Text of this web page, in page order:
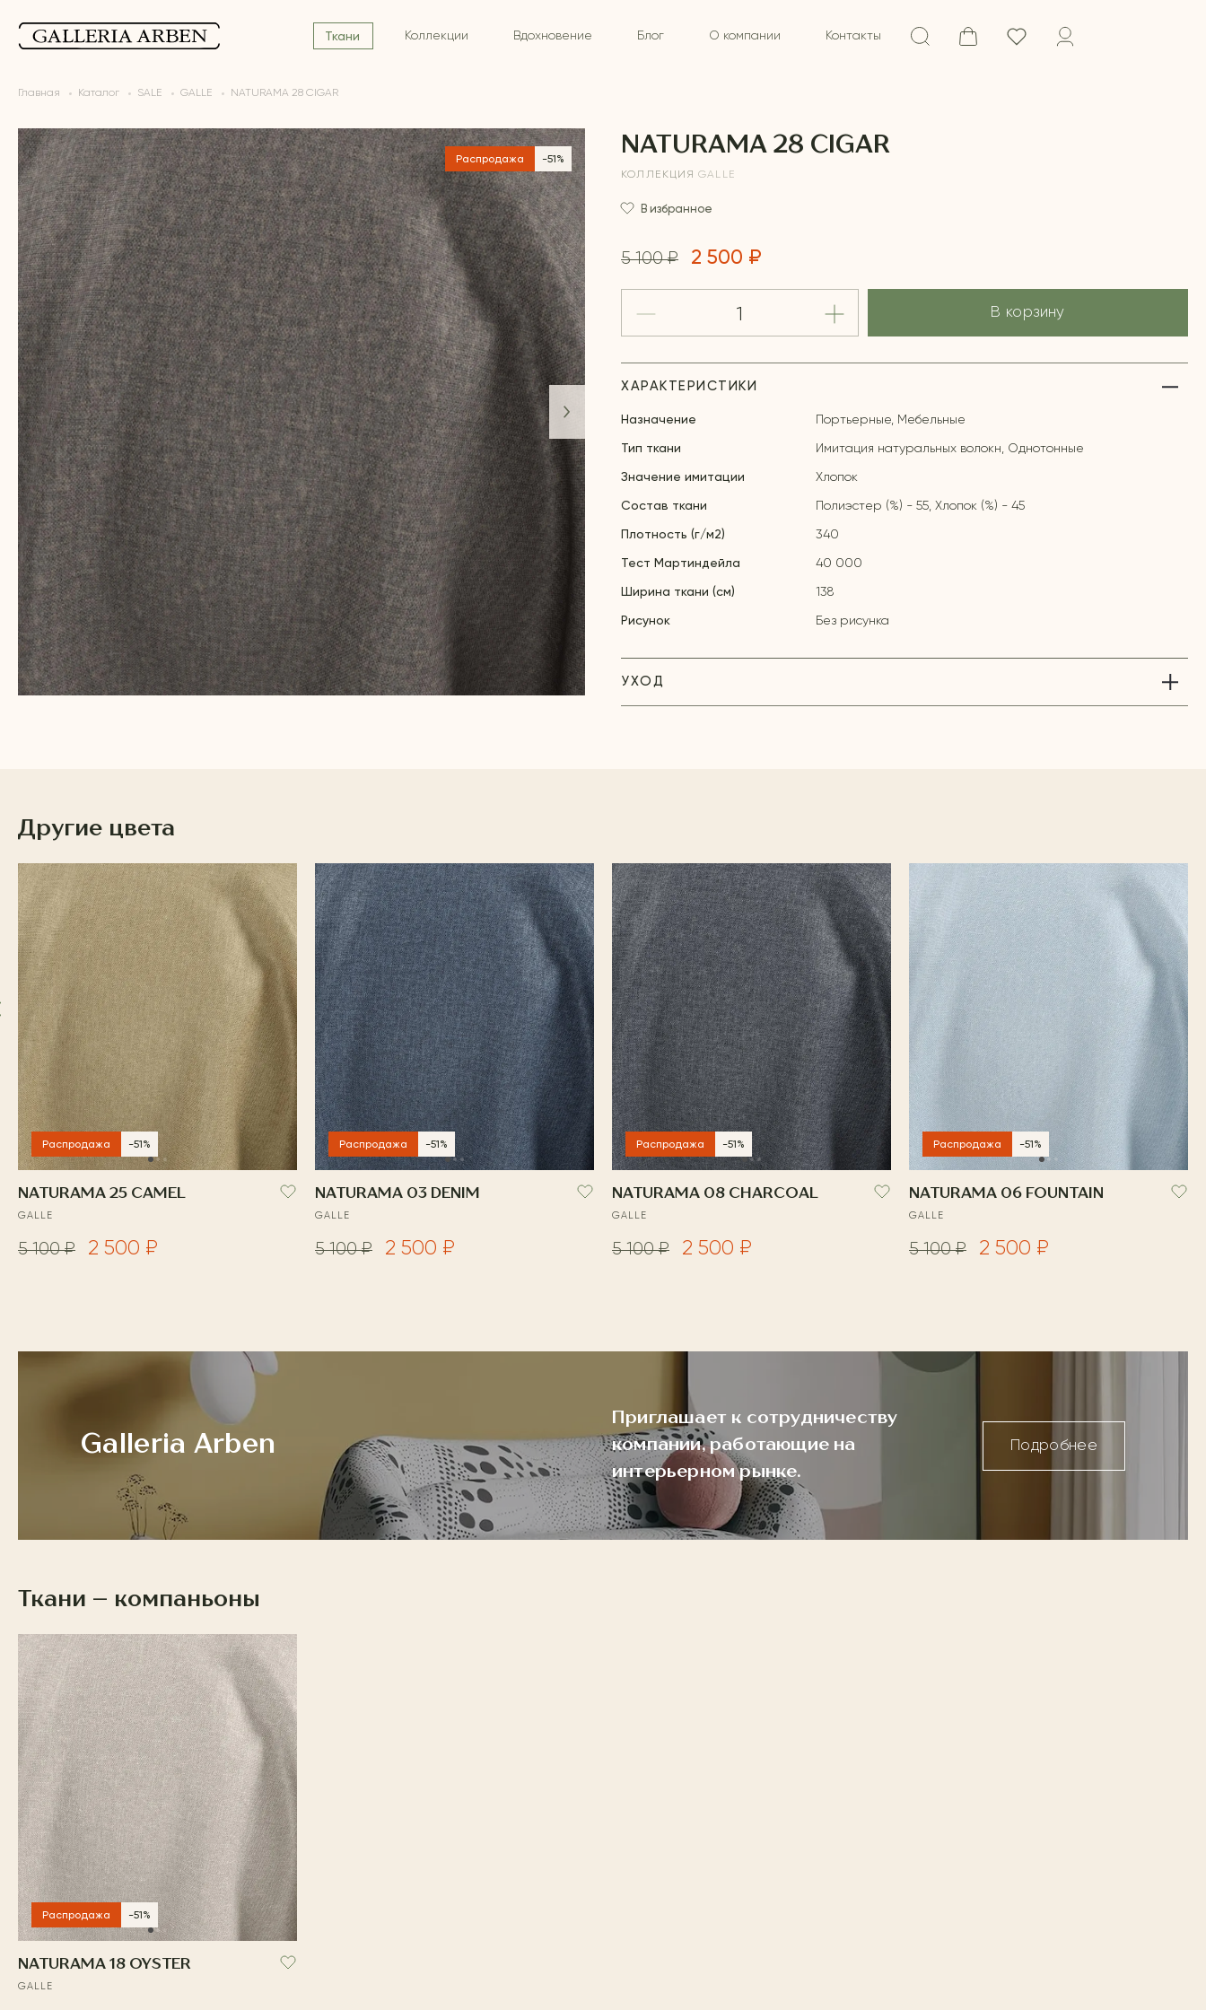
Ткани Коллекции Вдохновение Блог О компании Контакты
Главная Каталог SALE GALLE NATURAMA 28 CIGAR
Распродажа -51%
NATURAMA 28 CIGAR
КОЛЛЕКЦИЯ GALLE
В избранное
5 100 ₽ 2 500 ₽
В корзину
ХАРАКТЕРИСТИКИ
Назначение Портьерные, Мебельные
Тип ткани Имитация натуральных волокн, Однотонные
Значение имитации Хлопок
Состав ткани Полиэстер (%) - 55, Хлопок (%) - 45
Плотность (г/м2) 340
Тест Мартиндейла 40 000
Ширина ткани (см) 138
Рисунок Без рисунка
УХОД
Другие цвета
Распродажа -51%
NATURAMA 25 CAMEL
GALLE
5 100 ₽ 2 500 ₽
Распродажа -51%
NATURAMA 03 DENIM
GALLE
5 100 ₽ 2 500 ₽
Распродажа -51%
NATURAMA 08 CHARCOAL
GALLE
5 100 ₽ 2 500 ₽
Распродажа -51%
NATURAMA 06 FOUNTAIN
GALLE
5 100 ₽ 2 500 ₽
Galleria Arben
Приглашает к сотрудничеству
компании, работающие на
интерьерном рынке.
Подробнее
Ткани – компаньоны
Распродажа -51%
NATURAMA 18 OYSTER
GALLE